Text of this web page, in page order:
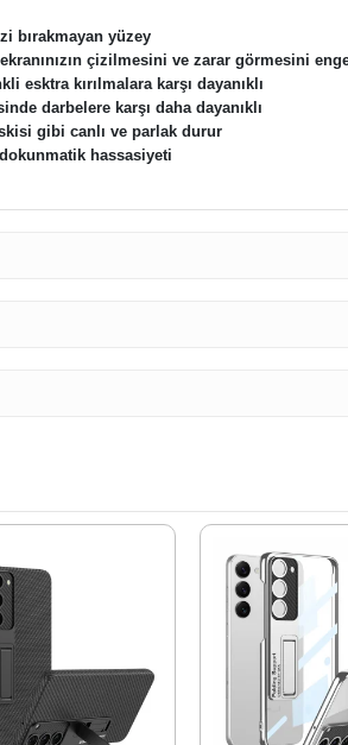
bırakmayan yüzey
çizilmesini ve zarar görmesini
esktra kırılmalara karşı dayanıklı
darbelere karşı daha dayanıklı
gibi canlı ve parlak durur
hassasiyeti